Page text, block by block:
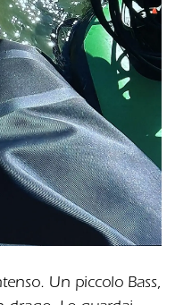
Un piccolo Bass,